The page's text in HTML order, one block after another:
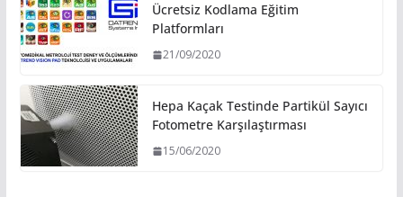
Ücretsiz Kodlama Eğitim
Platformları
21/09/2020
Hepa Kaçak Testinde Partikül Sayıcı
Fotometre Karşılaştırması
15/06/2020